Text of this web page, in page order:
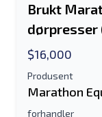
Brukt
dørpresser
$16,000
Produsent
Marathon
forhandler